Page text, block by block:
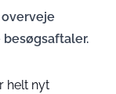
helt nyt